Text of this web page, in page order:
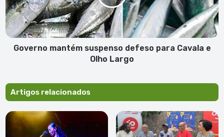
Cavala
e
Olho
Largo
Governo mantém suspenso defeso para Cavala e
Olho Largo
Artigos relacionados